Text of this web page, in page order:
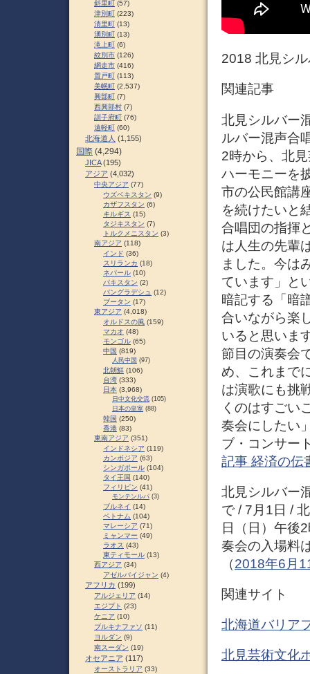
2018 北見シ
関連記事
北見シルバー
ルバー混声合
2時から、北
ハーモニーを
市の公民館講
を続けたいと
合唱団の指揮
は人生の先輩
ました。今は
ています」と
暗記する「暗
合いながら楽
いると思いま
節目の演奏会
め、これまで
は演歌にも挑
くのはすごい
奏会にしたい
ブ・コンサー
記事 経済の伝
北見シルバー
で / 7月1日 /
日（日）午後
奏会の入場料
（2018年6月
関連サイト
北海道バリア
北見芸術文化
斜里町 (57)
津別町 (223)
清里町 (13)
湧別町 (13)
滝上町 (6)
紋別市 (126)
網走市 (416)
置戸町 (113)
美幌町 (2,537)
興部町 (7)
西興部村 (7)
訓子府町 (76)
遠軽町 (60)
北海道人 (1,155)
国際 (4,294)
JICA(195)
アジア (4,032)
中央アジア (77)
ウズベキスタン (9)
カザフスタン (6)
キルギス (15)
タジキスタン (7)
トルクメニスタン (3)
南アジア (118)
インド (36)
スリランカ (18)
ネパール (10)
パキスタン (2)
バングラデシュ (12)
ブータン (17)
東アジア (4,018)
オルドスの風 (159)
マカオ (48)
モンゴル (65)
中国 (819)
人民中国 (97)
北朝鮮 (106)
台湾 (333)
日本 (3,968)
日中文化交流 (105)
日本の皇室 (88)
韓国 (250)
香港 (83)
東南アジア (351)
インドネシア (119)
カンボジア (63)
シンガポール (104)
タイ王国 (140)
フィリピン (41)
モンテンルパ (3)
ブルネイ (14)
ベトナム (104)
マレーシア (71)
ミャンマー (49)
ラオス (43)
東ティモール (13)
西アジア (34)
アゼルバイジャン (4)
アフリカ (199)
アルジェリア (14)
エジプト (23)
ケニア (10)
ブルキナファソ (11)
ヨルダン (9)
南スーダン (19)
オセアニア (117)
オーストラリア (33)